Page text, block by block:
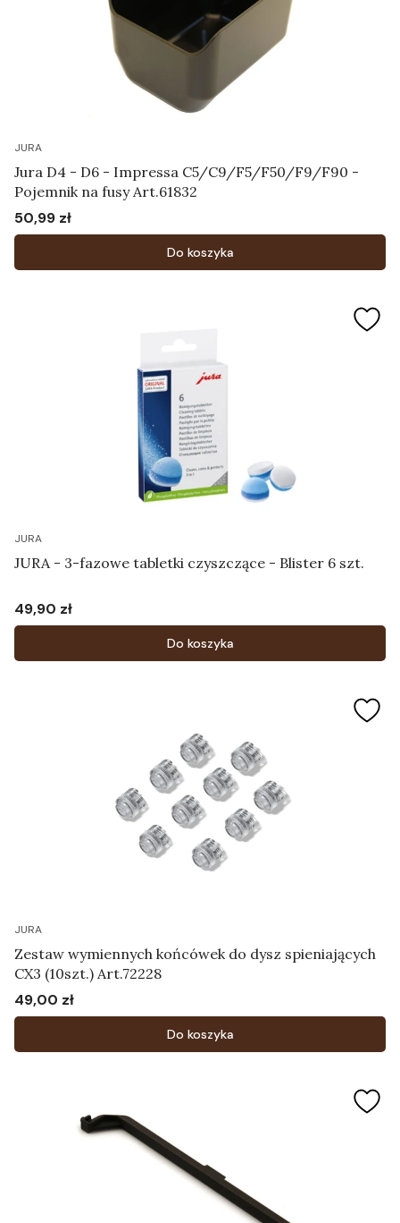
JURA
Jura D4 - D6 - Impressa C5/C9/F5/F50/F9/F90 -
Pojemnik na fusy Art.61832
Cena
50,99 zł
Do koszyka
JURA
JURA - 3-fazowe tabletki czyszczące - Blister 6 szt.
Cena
49,90 zł
Do koszyka
JURA
Zestaw wymiennych końcówek do dysz spieniających
CX3 (10szt.) Art.72228
Cena
49,00 zł
Do koszyka